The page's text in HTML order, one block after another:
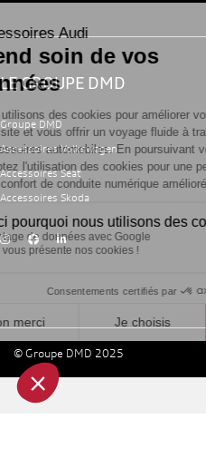
LE GROUPE DMD
Groupe DMD
Accessoires Volkswagen
Accessoires Seat
Accessoires Skoda
© Groupe DMD 2025